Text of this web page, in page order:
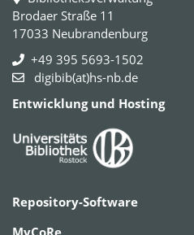
Brodaer Straße 11
17033 Neubrandenburg
+49 395 5693-1502
digibib(at)hs-nb.de
Entwicklung und Hosting
Repository-Software